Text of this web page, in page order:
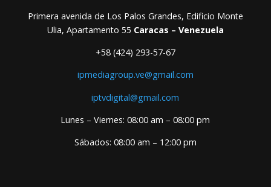
Primera avenida de Los Palos Grandes, Edificio Monte
Ulia, Apartamento 55 Caracas – Venezuela
+58 (424) 293-57-67
ipmediagroup.ve@gmail.com
iptvdigital@gmail.com
Lunes – Viernes: 08:00 am – 08:00 pm
Sábados: 08:00 am – 12:00 pm